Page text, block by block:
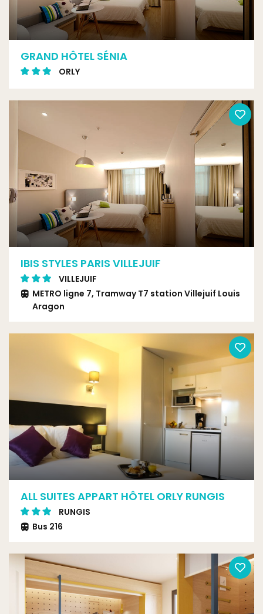
GRAND HÔTEL SÉNIA
ORLY
IBIS STYLES PARIS VILLEJUIF
VILLEJUIF
METRO ligne 7, Tramway T7 station Villejuif Louis
Aragon
ALL SUITES APPART HÔTEL ORLY RUNGIS
RUNGIS
Bus 216